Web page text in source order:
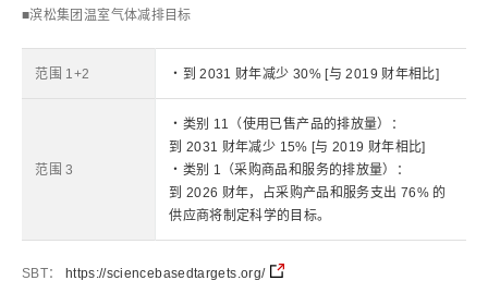
■滨松集团温室气体减排目标
范围 1+2 ・到 2031 财年减少 30% [与 2019 财年相比]
范围 3
・类别 11（使用已售产品的排放量）：
到 2031 财年减少 15% [与 2019 财年相比]
・类别 1（采购商品和服务的排放量）：
到 2026 财年，占采购产品和服务支出 76% 的
供应商将制定科学的目标。
SBT： https://sciencebasedtargets.org/